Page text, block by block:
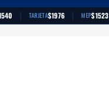
| TARJETA$1976 | MEP$1523